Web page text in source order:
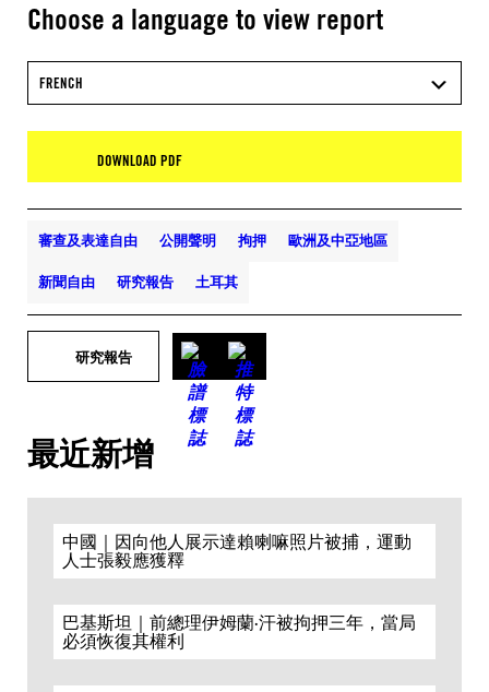
Choose a language to view report
FRENCH
DOWNLOAD PDF
審查及表達自由 公開聲明 拘押 歐洲及中亞地區
新聞自由 研究報告 土耳其
研究報告
最近新增
中國｜因向他人展示達賴喇嘛照片被捕，運動
人士張毅應獲釋
巴基斯坦｜前總理伊姆蘭·汗被拘押三年，當局
必須恢復其權利